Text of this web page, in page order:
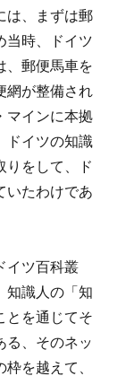
は、まずは郵
当時、ドイツ
、郵便馬車を
網が整備され
マインに本拠
ドイツの知識
りをして、ド
いたわけであ
イツ百科叢
知識人の「知
とを通じてそ
る、そのネッ
を越えて、